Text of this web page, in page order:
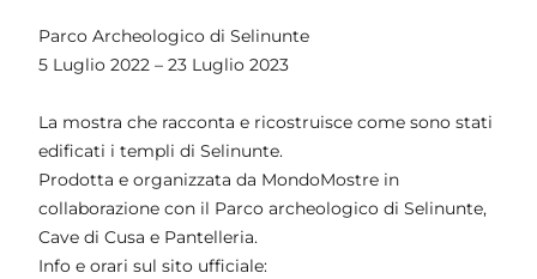
Parco Archeologico di Selinunte
5 Luglio 2022 – 23 Luglio 2023
La mostra che racconta e ricostruisce come sono stati
edificati i templi di Selinunte.
Prodotta e organizzata da MondoMostre in
collaborazione con il Parco archeologico di Selinunte,
Cave di Cusa e Pantelleria.
Info e orari sul sito ufficiale: